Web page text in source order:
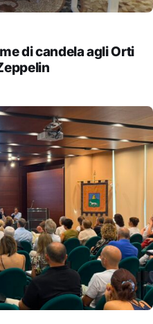
di candela agli Orti